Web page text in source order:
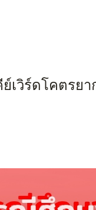
เวิร์ดโคตรยา